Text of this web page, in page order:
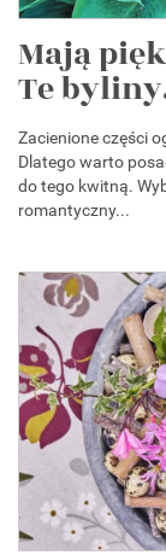
Mają
Te
Zacienione części
Dlatego warto
do tego kwitną.
romantyczny...